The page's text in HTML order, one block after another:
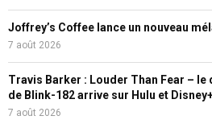
Joffrey’s Coffee lance un nouveau
7 août 2026
Travis Barker : Louder Than Fear –
de Blink-182 arrive sur Hulu et
7 août 2026